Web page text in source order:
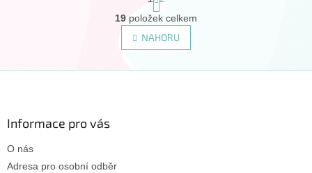
O
v
l
á
t
r
á
n
k
v
19 položek celkem
NAHORU
Informace pro vás
O nás
Adresa pro osobní odběr